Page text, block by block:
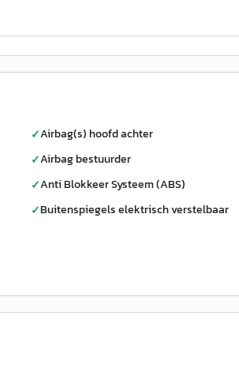
✓Airbag(s) hoofd achter
✓Airbag bestuurder
✓Anti Blokkeer Systeem (ABS)
✓Buitenspiegels elektrisch verstelbaar